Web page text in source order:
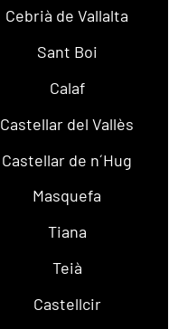
Cebrià de Vallalta
Sant Boi
Calaf
Castellar del Vallès
Castellar de n´Hug
Masquefa
Tiana
Teià
Castellcir